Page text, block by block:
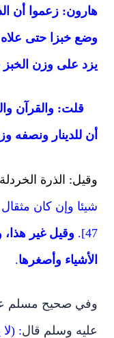
هارون: زعموا أن
وضع خبزا حتى علاه
يزد على وزن الخبز
قلت: والقرآن
أن للدينار ونصفه
وقيل: الذرة
شيئا وإن كان مثقال
47].
وقيل غير
الأشياء وأصغرها.
وفي صحيح مسلم
عليه وسلم قال: